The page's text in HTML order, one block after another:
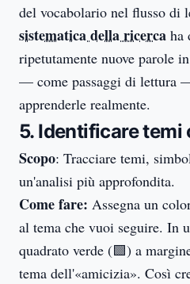
del vocabolario nel flusso di
sistematica della ricerca ha
ripetutamente nuove parole
— come passaggi di lettura
apprenderle realmente.
5. Identificare temi
Scopo: Tracciare temi,
un'analisi più approfondita.
Come fare: Assegna un
al tema che vuoi seguire. In
quadrato verde (🟩) a
tema dell'«amicizia». Così